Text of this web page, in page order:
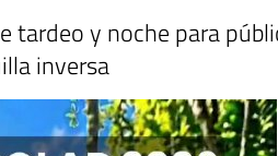
tardeo y noche para
inversa